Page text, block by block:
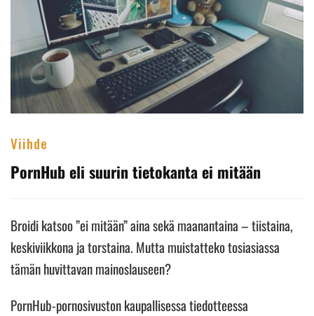
Viihde
PornHub eli suurin tietokanta ei mitään
Broidi katsoo ”ei mitään” aina sekä maanantaina – tiistaina,
keskiviikkona ja torstaina. Mutta muistatteko tosiasiassa
tämän huvittavan mainoslauseen?
PornHub-pornosivuston kaupallisessa tiedotteessa